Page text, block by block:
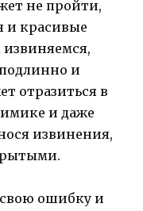
не пройти,
и красивые
извиняемся,
и
отразиться в
и даже
извинения,
ошибку и